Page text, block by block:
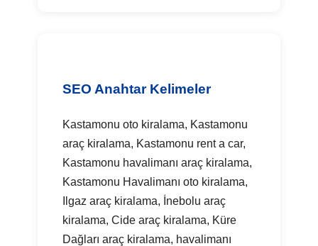
SEO Anahtar Kelimeler
Kastamonu oto kiralama, Kastamonu
araç kiralama, Kastamonu rent a car,
Kastamonu havalimanı araç kiralama,
Kastamonu Havalimanı oto kiralama,
Ilgaz araç kiralama, İnebolu araç
kiralama, Cide araç kiralama, Küre
Dağları araç kiralama, havalimanı